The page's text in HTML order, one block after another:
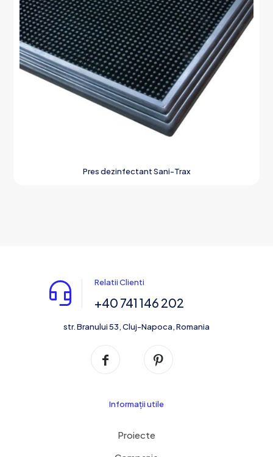
Pres dezinfectant Sani-Trax
Relatii Clienti
+40 741 146 202
str. Branului 53, Cluj-Napoca, Romania
Informații utile
Proiecte